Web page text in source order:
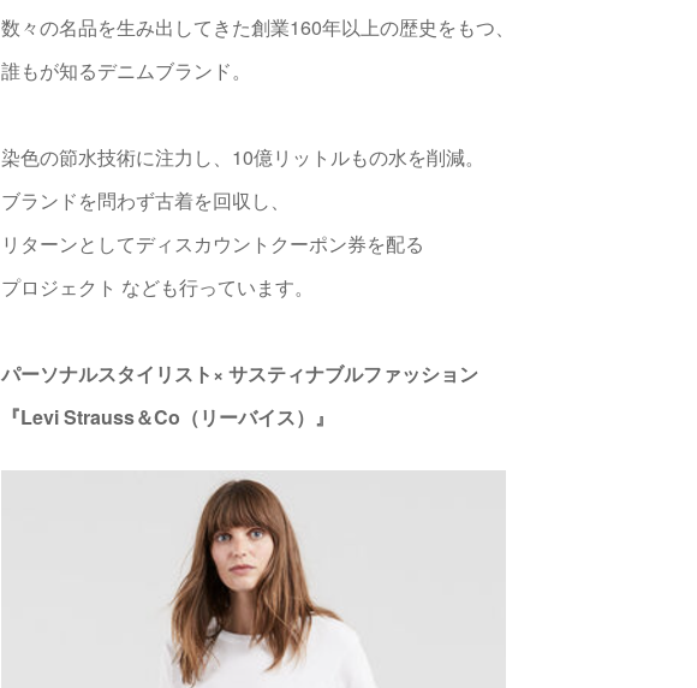
数々の名品を生み出してきた創業160年以上の歴史をもつ、
誰もが知るデニムブランド。
染色の節水技術に注力し、10億リットルもの水を削減。
ブランドを問わず古着を回収し、
リターンとしてディスカウントクーポン券を配る
プロジェクト なども行っています。
パーソナルスタイリスト× サスティナブルファッション
『Levi Strauss＆Co（リーバイス）』